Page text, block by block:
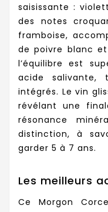
saisissante :
des notes
framboise,
de poivre blanc
l’équilibre est
acide salivante,
intégrés. Le vin
révélant une
résonance
distinction, à
garder 5 à 7 ans.
Les meilleurs
Ce Morgon